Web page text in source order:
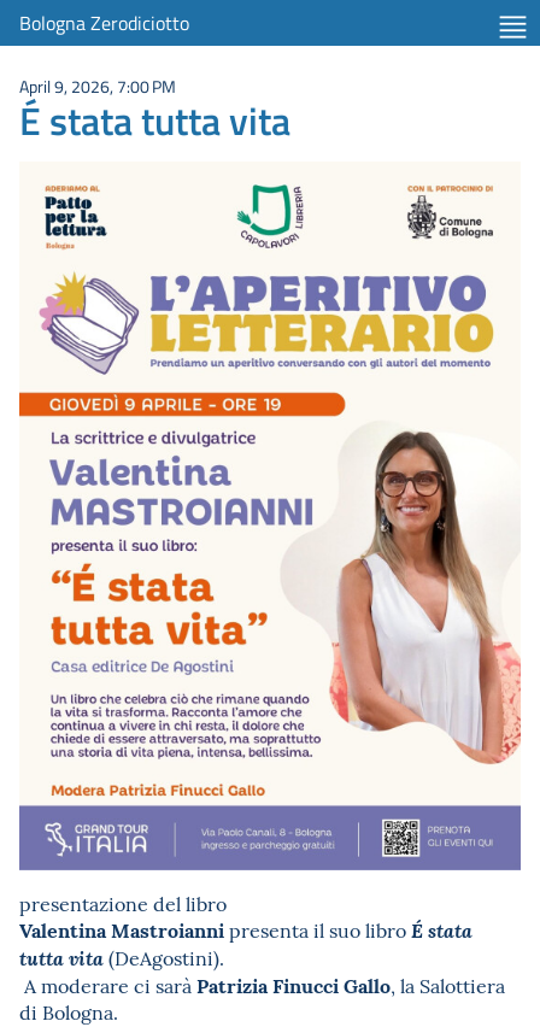
Bologna Zerodiciotto
April 9, 2026, 7:00 PM
É stata tutta vita
presentazione del libro
Valentina Mastroiannipresenta il suo libroÉ stata
tutta vita(DeAgostini).
A moderare ci sarà Patrizia Finucci Gallo, la Salottiera
di Bologna.